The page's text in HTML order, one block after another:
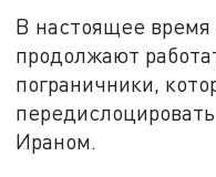
В настоящее время
продолжают
пограничники,
Ираном.